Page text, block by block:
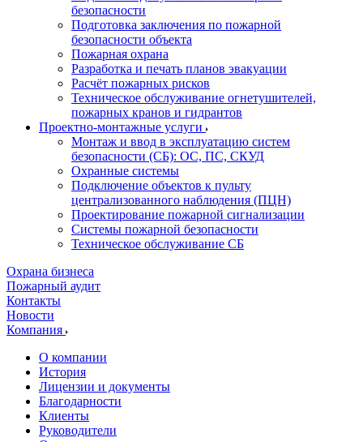
безопасности
Подготовка заключения по пожарной
безопасности объекта
Пожарная охрана
Разработка и печать планов эвакуации
Расчёт пожарных рисков
Техническое обслуживание огнетушителей,
пожарных кранов и гидрантов
Проектно-монтажные услуги
Монтаж и ввод в эксплуатацию систем
безопасности (СБ): ОС, ПС, СКУД
Охранные системы
Подключение объектов к пульту
централизованного наблюдения (ПЦН)
Проектирование пожарной сигнализации
Системы пожарной безопасности
Техническое обслуживание СБ
Охрана бизнеса
Пожарный аудит
Контакты
Новости
Компания
О компании
История
Лицензии и документы
Благодарности
Клиенты
Руководители